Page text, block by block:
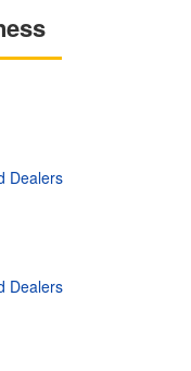
Dealers
Dealers